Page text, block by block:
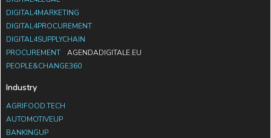
DIGITAL4MARKETING
DIGITAL4PROCUREMENT
DIGITAL4SUPPLYCHAIN
PROCUREMENT
AGENDADIGITALE.EU
PEOPLE&CHANGE360
Industry
AGRIFOOD.TECH
AUTOMOTIVEUP
BANKINGUP